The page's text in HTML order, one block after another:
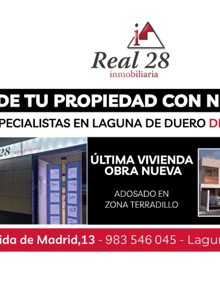
anhelo, la Asociación Cultural Taurina de
de las fiestas de La Salve 2025 con los
agradecimiento». Y es que esta agrupación
de inaugurar los festejos patronales de su
quinto aniversario y, al ser una de las
que el reconocimiento llegara
esta responsabilidad con ganas y con
oportunidad».
conductor de su discurso el próximo jueves,
una parte indiscutible de nuestras fiestas y
a las próximas generaciones». Por
las raíces taurinas boecillanas y «hacer
no están pero que gracias a ellos y a su
sido posibles».